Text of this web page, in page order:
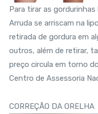
Para tirar as
Arruda se arriscam na
retirada de gordura em
outros, além de retirar,
preço circula em torno
Centro de Assessoria
CORREÇÃO DA ORELHA